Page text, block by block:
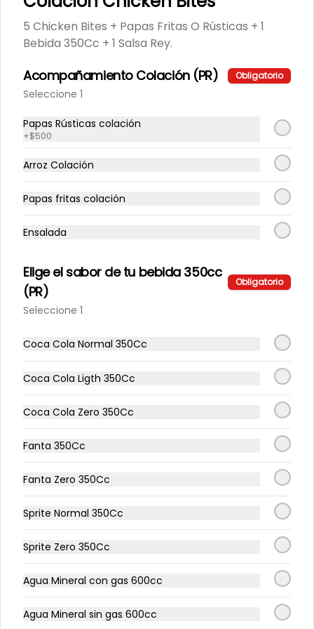
$10.990
Completo Big Alemán PR
Chucrut, Tomate Y Mayo Casera.
Completo Vienesa Big Artesanal,
$4.490
Completo Big Italiano PR
Completo 20cms, Vienesa Big
Artesanal, palta, tomate y mayo
$3.990
Conócenos
5 Chicken Bites + Papas Fritas O Rústicas + 1
Bebida 350Cc + 1 Salsa Rey.
Acompañamiento Colación (PR) Obligatorio
Seleccione 1
Papas Rústicas colación
+$500
Arroz Colación
Papas fritas colación
Ensalada
Elige el sabor de tu bebida 350cc
(PR)
Obligatorio
Seleccione 1
Coca Cola Normal 350Cc
Coca Cola Ligth 350Cc
Coca Cola Zero 350Cc
Fanta 350Cc
Fanta Zero 350Cc
Sprite Normal 350Cc
Sprite Zero 350Cc
Agua Mineral con gas 600cc
Agua Mineral sin gas 600cc